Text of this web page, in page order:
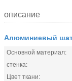
описание
Алюминиевый
Основной материал:
стенка:
Цвет ткани: